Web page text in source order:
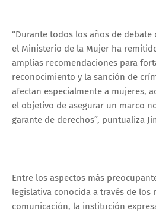
“Durante todos los años de
el Ministerio de la Mujer ha
amplias recomendaciones para
reconocimiento y la sanción de
afectan especialmente a mujeres,
el objetivo de asegurar un marco
garante de derechos”, puntualiza
Entre los aspectos más
legislativa conocida a través de los
comunicación, la institución